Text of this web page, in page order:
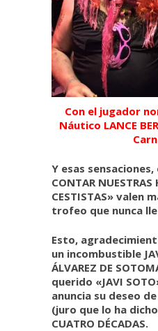
Con el jugador
Náutico LANCE
Y esas sensaciones,
CONTAR NUESTRAS
CESTISTAS» valen
trofeo que nunca
Esto,
un incombustible
ÁLVAREZ DE
querido «JAVI
anuncia su deseo
(juro que lo ha
CUATRO DÉCADAS.